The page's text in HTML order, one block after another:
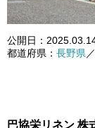
公開日：
都道府県： 長野県
巴協栄リネン 株